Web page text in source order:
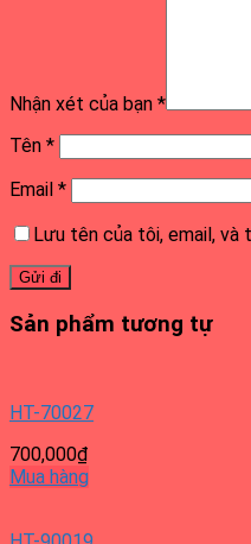
Nhận xét của bạn *
Tên *
Email *
Lưu tên của tôi, email, và
Sản phẩm tương tự
HT-70027
700,000₫
Mua hàng